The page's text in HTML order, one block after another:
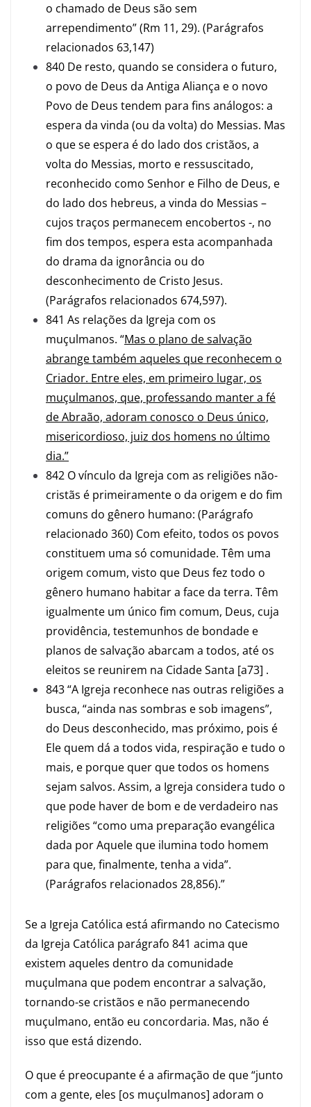
o chamado de Deus são sem
arrependimento” (Rm 11, 29). (Parágrafos
relacionados 63,147)
840 De resto, quando se considera o futuro,
o povo de Deus da Antiga Aliança e o novo
Povo de Deus tendem para fins análogos: a
espera da vinda (ou da volta) do Messias. Mas
o que se espera é do lado dos cristãos, a
volta do Messias, morto e ressuscitado,
reconhecido como Senhor e Filho de Deus, e
do lado dos hebreus, a vinda do Messias –
cujos traços permanecem encobertos -, no
fim dos tempos, espera esta acompanhada
do drama da ignorância ou do
desconhecimento de Cristo Jesus.
(Parágrafos relacionados 674,597).
841 As relações da Igreja com os
muçulmanos. “Mas o plano de salvação
abrange também aqueles que reconhecem o
Criador. Entre eles, em primeiro lugar, os
muçulmanos, que, professando manter a fé
de Abraão, adoram conosco o Deus único,
misericordioso, juiz dos homens no último
dia.”
842 O vínculo da Igreja com as religiões não-
cristãs é primeiramente o da origem e do fim
comuns do gênero humano: (Parágrafo
relacionado 360) Com efeito, todos os povos
constituem uma só comunidade. Têm uma
origem comum, visto que Deus fez todo o
gênero humano habitar a face da terra. Têm
igualmente um único fim comum, Deus, cuja
providência, testemunhos de bondade e
planos de salvação abarcam a todos, até os
eleitos se reunirem na Cidade Santa [a73] .
843 “A Igreja reconhece nas outras religiões a
busca, “ainda nas sombras e sob imagens”,
do Deus desconhecido, mas próximo, pois é
Ele quem dá a todos vida, respiração e tudo o
mais, e porque quer que todos os homens
sejam salvos. Assim, a Igreja considera tudo o
que pode haver de bom e de verdadeiro nas
religiões “como uma preparação evangélica
dada por Aquele que ilumina todo homem
para que, finalmente, tenha a vida”.
(Parágrafos relacionados 28,856).”
Se a Igreja Católica está afirmando no Catecismo
da Igreja Católica parágrafo 841 acima que
existem aqueles dentro da comunidade
muçulmana que podem encontrar a salvação,
tornando-se cristãos e não permanecendo
muçulmano, então eu concordaria. Mas, não é
isso que está dizendo.
O que é preocupante é a afirmação de que “junto
com a gente, eles [os muçulmanos] adoram o